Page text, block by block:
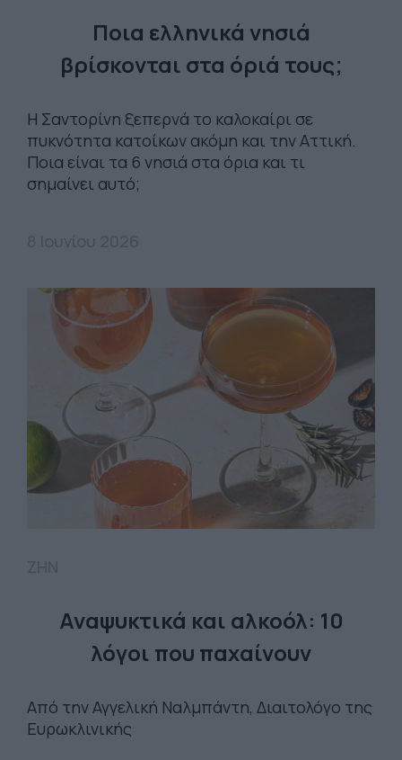
Ποια ελληνικά νησιά
βρίσκονται στα όριά τους;
Η Σαντορίνη ξεπερνά το καλοκαίρι σε
πυκνότητα κατοίκων ακόμη και την Αττική.
Ποια είναι τα 6 νησιά στα όρια και τι
σημαίνει αυτό;
Αναψυκτικά και αλκοόλ: 10
λόγοι που παχαίνουν
Από την Αγγελική Ναλμπάντη, Διαιτολόγο της
Ευρωκλινικής